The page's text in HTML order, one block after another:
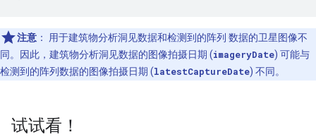
注意 ：
用于建筑物分析洞见数据和检测到的阵列 数据的卫星图像不
同。因此，建筑物分析洞见数据的图像拍摄日期 (imageryDate) 可能与
检测到的阵列数据的图像拍摄日期 (latestCaptureDate) 不同。
试试看！